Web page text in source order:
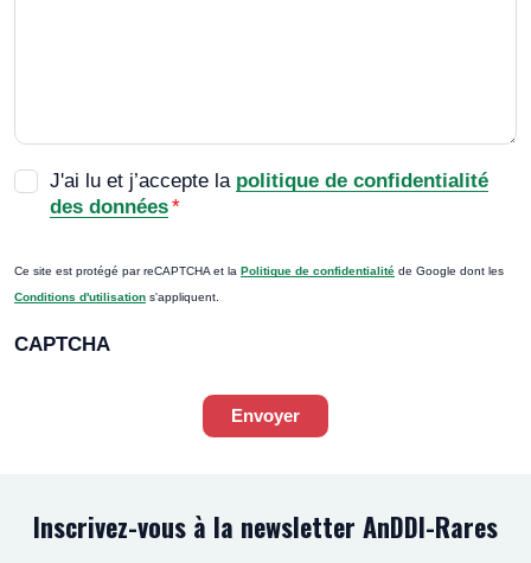
RGPD *
J'ai lu et j’accepte la politique de confidentialité
des données*
Ce site est protégé par reCAPTCHA et la Politique de confidentialité de Google dont les
Conditions d'utilisation s'appliquent.
CAPTCHA
Envoyer
Inscrivez-vous à la newsletter AnDDI-Rares